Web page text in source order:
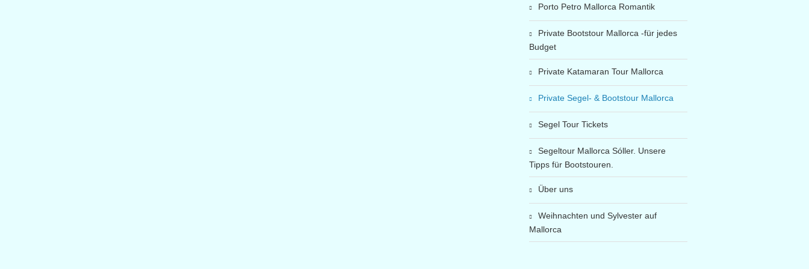
Porto Petro Mallorca Romantik
Private Bootstour Mallorca -für jedes
Budget
Private Katamaran Tour Mallorca
Private Segel- & Bootstour Mallorca
Segel Tour Tickets
Segeltour Mallorca Sóller. Unsere
Tipps für Bootstouren.
Über uns
Weihnachten und Sylvester auf
Mallorca